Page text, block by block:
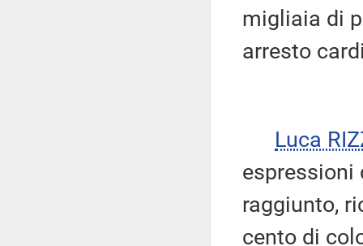
migliaia di
arresto
Luca
espressioni
raggiunto,
cento di